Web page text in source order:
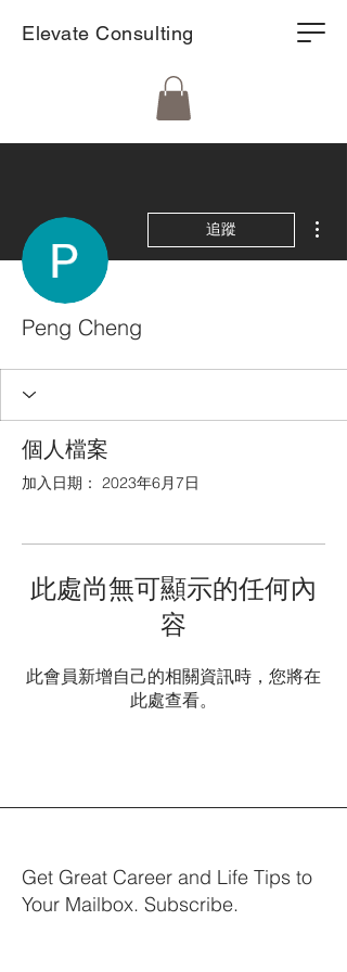
Elevate Consulting
追蹤
Peng Cheng
個人檔案
加入日期： 2023年6月7日
此處尚無可顯示的任何內
容
此會員新增自己的相關資訊時，您將在
此處查看。
Get Great Career and Life Tips to
Your Mailbox. Subscribe.